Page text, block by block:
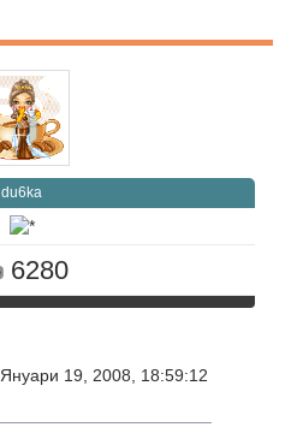
du6ka
6280
Януари 19, 2008, 18:59:12